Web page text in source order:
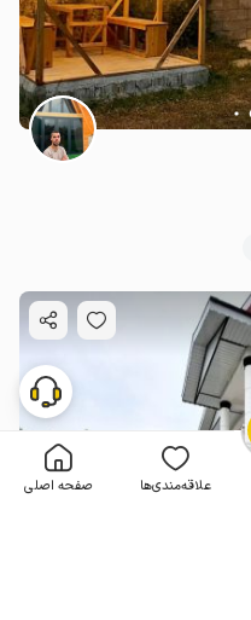
علاقه‌مندی‌ها صفحه اصلی